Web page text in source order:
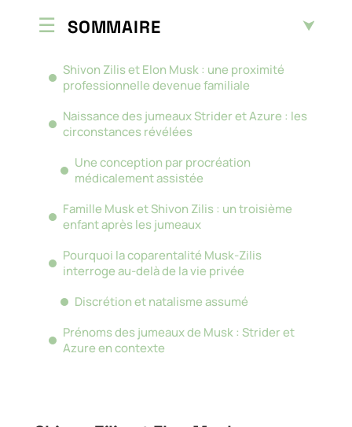
SOMMAIRE
Shivon Zilis et Elon Musk : une proximité
professionnelle devenue familiale
Naissance des jumeaux Strider et Azure : les
circonstances révélées
Une conception par procréation
médicalement assistée
Famille Musk et Shivon Zilis : un troisième
enfant après les jumeaux
Pourquoi la coparentalité Musk-Zilis
interroge au-delà de la vie privée
Discrétion et natalisme assumé
Prénoms des jumeaux de Musk : Strider et
Azure en contexte